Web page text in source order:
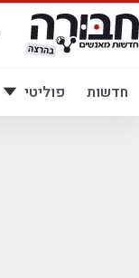
דלג
לתוכן
חדשות פוליטי